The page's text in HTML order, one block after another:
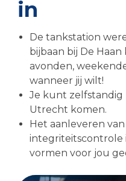
in
De tankstation
bijbaan bij De
avonden,
wanneer jij wilt!
Je kunt zelfstandig
Utrecht komen.
Het aanleveren
integriteitscontrole
vormen voor jou